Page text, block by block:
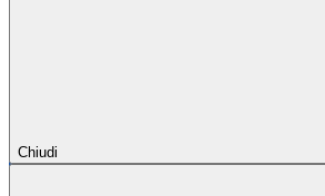
Chiudi